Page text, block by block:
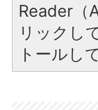
Reader（
リックし
トールし